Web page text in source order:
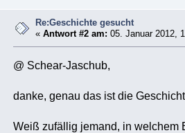
Re:Geschichte gesucht
«Antwort #2 am: 05. Januar 2012,
@ Schear-Jaschub,
danke, genau das ist die
Weiß zufällig jemand, in welchem